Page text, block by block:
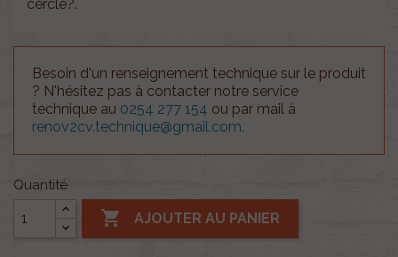
cercle?.
Besoin d'un renseignement technique sur le produit
? N'hésitez pas à contacter notre service
technique au 0254 277 154 ou par mail à
renov2cv.technique@gmail.com.
Quantité
 AJOUTER AU PANIER